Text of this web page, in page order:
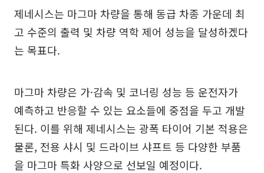
제네시스는 마그마 차량을 통해 동급 차종 가운데 최
고 수준의 출력 및 차량 역학 제어 성능을 달성하겠다
는 목표다.
마그마 차량은 가·감속 및 코너링 성능 등 운전자가
예측하고 반응할 수 있는 요소들에 중점을 두고 개발
된다. 이를 위해 제네시스는 광폭 타이어 기본 적용은
물론, 전용 샤시 및 드라이브 샤프트 등 다양한 부품
을 마그마 특화 사양으로 선보일 예정이다.